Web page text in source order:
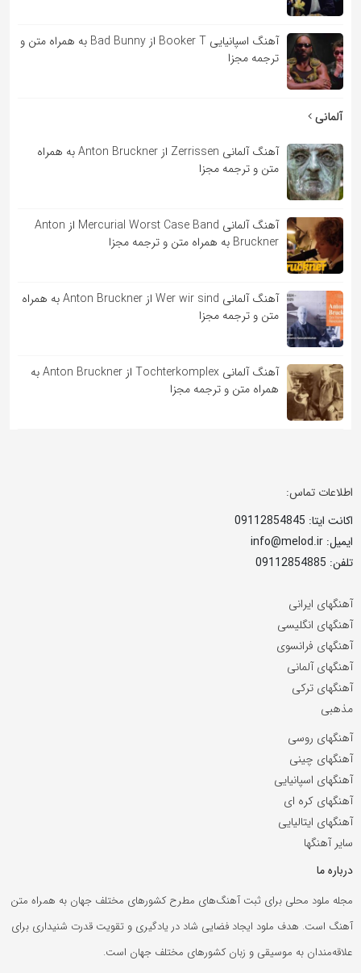
آهنگ اسپانیایی Booker T از Bad Bunny به همراه متن و
ترجمه مجزا
آلمانی
آهنگ آلمانی Zerrissen از Anton Bruckner به همراه
متن و ترجمه مجزا
آهنگ آلمانی Mercurial Worst Case Band از Anton
Bruckner به همراه متن و ترجمه مجزا
آهنگ آلمانی Wer wir sind از Anton Bruckner به همراه
متن و ترجمه مجزا
آهنگ آلمانی Tochterkomplex از Anton Bruckner به
همراه متن و ترجمه مجزا
اطلاعات تماس:
اکانت ایتا: 09112854845
ایمیل: info@melod.ir
تلفن: 09112854885
آهنگهای ایرانی
آهنگهای انگلیسی
آهنگهای فرانسوی
آهنگهای آلمانی
آهنگهای ترکی
مذهبی
آهنگهای روسی
آهنگهای چینی
آهنگهای اسپانیایی
آهنگهای کره ای
آهنگهای ایتالیایی
سایر آهنگها
درباره ما
مجله ملود محلی برای ثبت آهنگ‌های مطرح کشورهای مختلف جهان به همراه متن
آهنگ است. هدف ملود ایجاد فضایی شاد در یادگیری و تقویت قدرت شنیداری برای
علاقه‌مندان به موسیقی و زبان کشورهای مختلف جهان است.